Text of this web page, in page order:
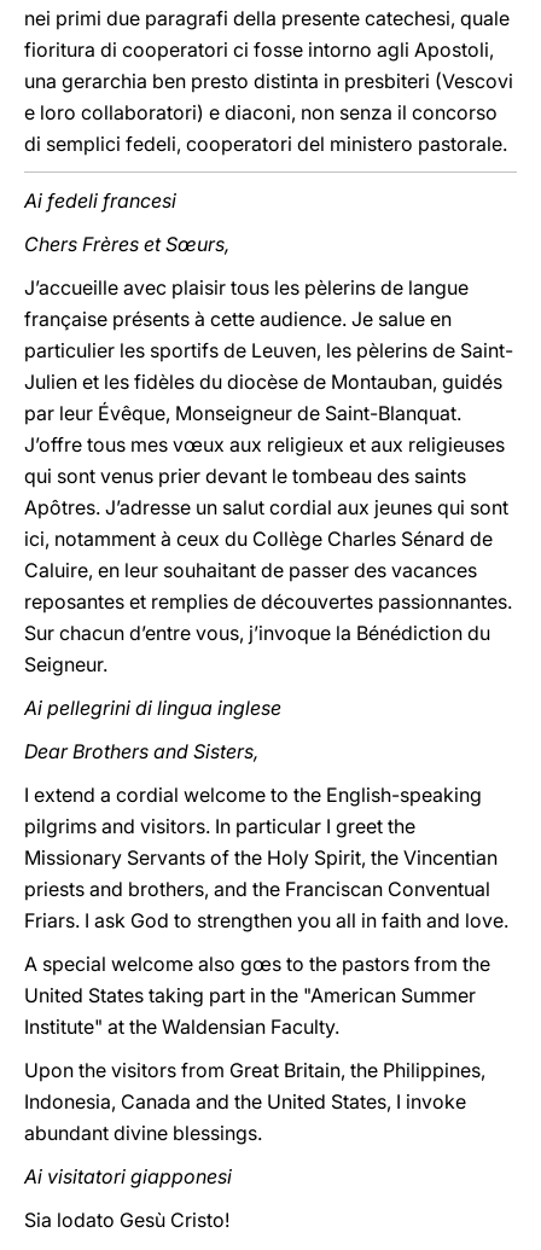
nei primi due paragrafi della presente catechesi, quale
fioritura di cooperatori ci fosse intorno agli Apostoli,
una gerarchia ben presto distinta in presbiteri (Vescovi
e loro collaboratori) e diaconi, non senza il concorso
di semplici fedeli, cooperatori del ministero pastorale.
Ai fedeli francesi
Chers Frères et Sœurs,
J’accueille avec plaisir tous les pèlerins de langue
française présents à cette audience. Je salue en
particulier les sportifs de Leuven, les pèlerins de Saint-
Julien et les fidèles du diocèse de Montauban, guidés
par leur Évêque, Monseigneur de Saint-Blanquat.
J’offre tous mes vœux aux religieux et aux religieuses
qui sont venus prier devant le tombeau des saints
Apôtres. J’adresse un salut cordial aux jeunes qui sont
ici, notamment à ceux du Collège Charles Sénard de
Caluire, en leur souhaitant de passer des vacances
reposantes et remplies de découvertes passionnantes.
Sur chacun d’entre vous, j’invoque la Bénédiction du
Seigneur.
Ai pellegrini di lingua inglese
Dear Brothers and Sisters,
I extend a cordial welcome to the English-speaking
pilgrims and visitors. In particular I greet the
Missionary Servants of the Holy Spirit, the Vincentian
priests and brothers, and the Franciscan Conventual
Friars. I ask God to strengthen you all in faith and love.
A special welcome also gœs to the pastors from the
United States taking part in the "American Summer
Institute" at the Waldensian Faculty.
Upon the visitors from Great Britain, the Philippines,
Indonesia, Canada and the United States, I invoke
abundant divine blessings.
Ai visitatori giapponesi
Sia lodato Gesù Cristo!